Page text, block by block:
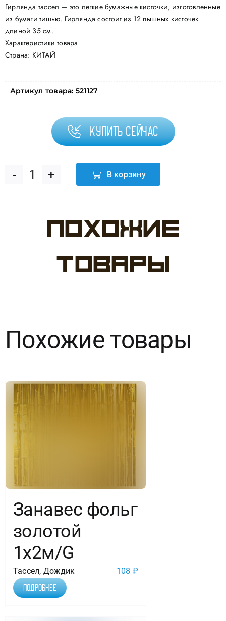
Политика конфиденциальности
Гирлянда тассел — это легкие бумажные кисточки, изготовленные
из бумаги тишью. Гирлянда состоит из 12 пышных кисточек
длиной 35 см.
Характеристики товара
Страна: КИТАЙ
Артикул товара: 521127
Купить сейчас
Количество
Гирлянда
Золото,
12
В корзину
Похожие
товары
Похожие товары
Занавес фольг
золотой
1х2м/G
Тассел, Дождик 108 ₽
Подробнее